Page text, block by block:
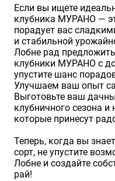
Если вы ищете
клубника МУРАНО —
порадует вас
и стабильной
Лобне рад
клубники МУРАНО с
упустите шанс
Улучшаем ваш опыт
Выготовьте ваш
клубничного сезона
которые принесут
Теперь, когда вы
сорт, не упустите
Лобне и создайте
рай!